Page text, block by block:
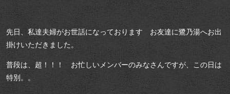
先日、私達夫婦がお世話になっております お友達に鷺乃湯へお出
掛けいただきました。
普段は、超！！！ お忙しいメンバーのみなさんですが、この日は
特別。。